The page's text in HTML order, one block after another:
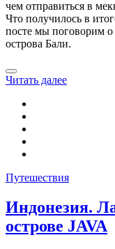
чем отправиться в
Что получилось в
посте мы поговорим о
острова Бали.
Читать далее
Путешествия
Индонезия.
острове JAVA